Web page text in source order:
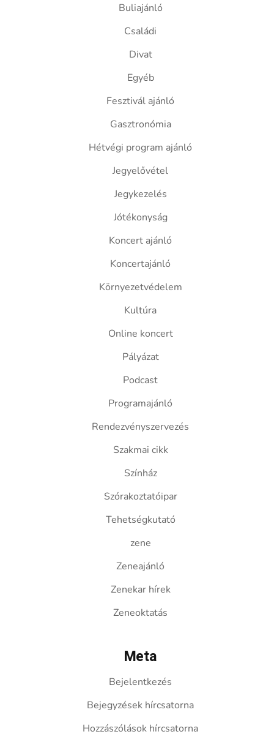
Buliajánló
Családi
Divat
Egyéb
Fesztivál ajánló
Gasztronómia
Hétvégi program ajánló
Jegyelővétel
Jegykezelés
Jótékonyság
Koncert ajánló
Koncertajánló
Környezetvédelem
Kultúra
Online koncert
Pályázat
Podcast
Programajánló
Rendezvényszervezés
Szakmai cikk
Színház
Szórakoztatóipar
Tehetségkutató
zene
Zeneajánló
Zenekar hírek
Zeneoktatás
Meta
Bejelentkezés
Bejegyzések hírcsatorna
Hozzászólások hírcsatorna